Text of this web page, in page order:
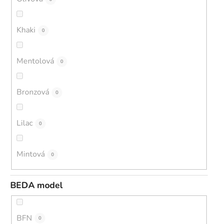
Khaki 0
Mentolová 0
Bronzová 0
Lilac 0
Mintová 0
BEDA model
BFN 0